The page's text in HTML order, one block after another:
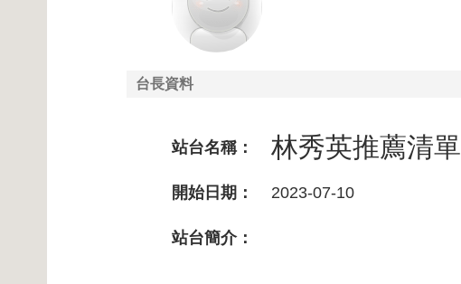
台長資料
站台名稱： 林秀英推薦清單
開始日期： 2023-07-10
站台簡介：